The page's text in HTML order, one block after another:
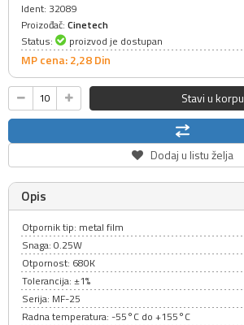
Ident: 32089
Proizođač: Cinetech
Status:
proizvod je dostupan
MP cena: 2,28Din
Stavi u korpu
Dodaj u listu želja
Opis
Otpornik tip: metal film
Snaga: 0.25W
Otpornost: 680K
Tolerancija: ±1%
Serija: MF-25
Radna temperatura: -55°C do +155°C